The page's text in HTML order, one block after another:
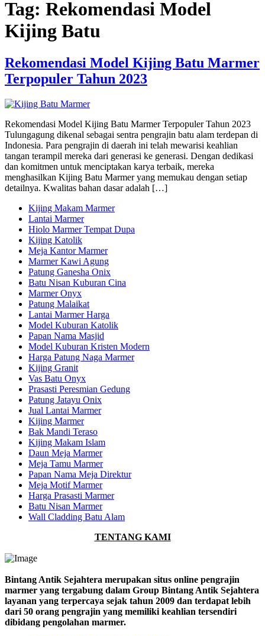
Tag: Rekomendasi Model
Kijing Batu
Rekomendasi Model Kijing Batu Marmer
Terpopuler Tahun 2023
Rekomendasi Model Kijing Batu Marmer Terpopuler Tahun 2023
Tulungagung dikenal sebagai sentra pengrajin batu alam terdepan di
Indonesia. Para pengrajin di daerah ini telah mewarisi keahlian
tangan terampil mereka dari generasi ke generasi. Dengan dedikasi
dan komitmen untuk menciptakan karya terbaik, mereka
menghasilkan Kijing Batu Marmer yang memukau dengan setiap
detailnya. Kwalitas bahan dasar adalah […]
Kijing Makam Marmer
Lantai Marmer
Hiolo Marmer Tempat Dupa
Kijing Katolik
Meja Kantor Marmer
Marmer Kawi Agung
Patung Ganesha Onix
Batu Nisan Kuburan Cina
Marmer Onyx
Patung Malaikat
Lantai Marmer Harga
Model Kuburan Katolik
Papan Nama Masjid
Model Kuburan Kristen Modern
Harga Patung Naga Marmer
Kijing Granit
Vas Batu Onyx
Prasasti Peresmian Gedung
Patung Jatayu Onix
Jual Lantai Marmer
Kijing Marmer
Bak Mandi Teraso
Kijing Makam Islam
Daun Meja Marmer
Meja Tamu Marmer
Papan Nama Meja Direktur
Meja Motif Marmer
Harga Prasasti Marmer
Batu Nisan Marmer
Wall Cladding Batu Alam
TENTANG KAMI
Bintang Antik Sejahtera merupakan situs online pengrajin
marmer yang tergabung dalam Group Bintang Antik Sejahtera
layanan yang terpercaya sejak tahun 2009 dan terdapat lebih
dari 50 orang pengrajin yang memiliki keahlian tersendiri
dibidang pengolahan marmer.